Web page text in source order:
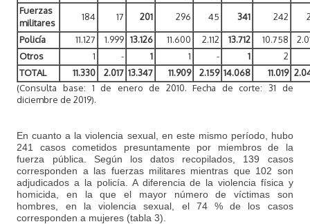
Fuerzas
militares
184 17 201 296 45 341 242
Policía 11.127 1.999 13.126 11.600 2.112 13.712 10.758
Otros
1 - 1 1 - 1
2
TOTAL
11.330 2.017 13.347 11.909 2.159 14.068 11.019
(Consulta base: 1 de enero de 2010. Fecha de corte: 31 de
diciembre de 2019).
En cuanto a la violencia sexual, en este mismo período, hubo
241 casos cometidos presuntamente por miembros de la
fuerza pública. Según los datos recopilados, 139 casos
corresponden a las fuerzas militares mientras que 102 son
adjudicados a la policía. A diferencia de la violencia física y
homicida, en la que el mayor número de víctimas son
hombres, en la violencia sexual, el 74 % de los casos
corresponden a mujeres (tabla 3).